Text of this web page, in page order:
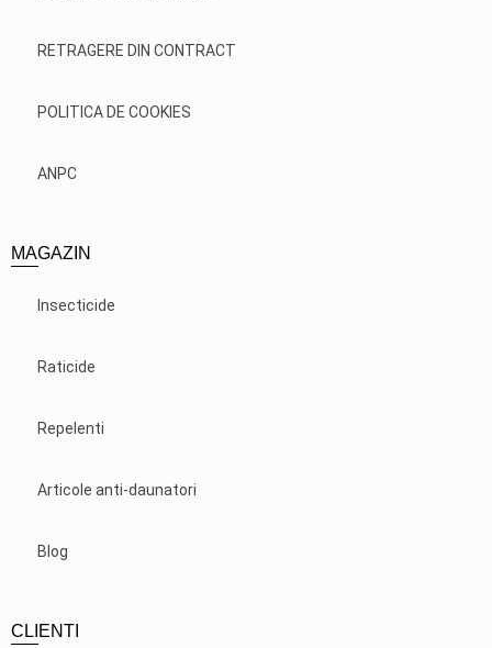
RETRAGERE DIN CONTRACT
POLITICA DE COOKIES
ANPC
MAGAZIN
Insecticide
Raticide
Repelenti
Articole anti-daunatori
Blog
CLIENTI